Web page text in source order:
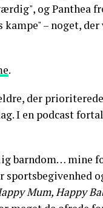
og Panthea
– noget,
.
der
I en podcast
barndom… mine
sportsbegivenhed
Mum, Happy